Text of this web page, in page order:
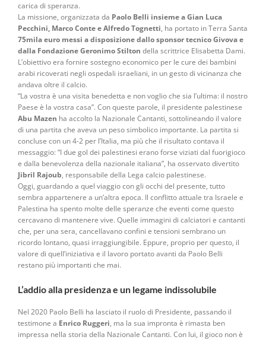
carica di speranza.
La missione, organizzata da Paolo Belli insieme a Gian Luca
Pecchini, Marco Conte e Alfredo Tognetti, ha portato in Terra Santa
75mila euro messi a disposizione dallo sponsor tecnico Givova e
dalla Fondazione Geronimo Stilton della scrittrice Elisabetta Dami.
L’obiettivo era fornire sostegno economico per le cure dei bambini
arabi ricoverati negli ospedali israeliani, in un gesto di vicinanza che
andava oltre il calcio.
“La vostra è una visita benedetta e non voglio che sia l’ultima: il nostro
Paese è la vostra casa”. Con queste parole, il presidente palestinese
Abu Mazen ha accolto la Nazionale Cantanti, sottolineando il valore
di una partita che aveva un peso simbolico importante. La partita si
concluse con un 4-2 per l’Italia, ma più che il risultato contava il
messaggio: “I due gol dei palestinesi erano forse viziati dal fuorigioco
e dalla benevolenza della nazionale italiana”, ha osservato divertito
Jibril Rajoub, responsabile della Lega calcio palestinese.
Oggi, guardando a quel viaggio con gli occhi del presente, tutto
sembra appartenere a un’altra epoca. Il conflitto attuale tra Israele e
Palestina ha spento molte delle speranze che eventi come questo
cercavano di mantenere vive. Quelle immagini di calciatori e cantanti
che, per una sera, cancellavano confini e tensioni sembrano un
ricordo lontano, quasi irraggiungibile. Eppure, proprio per questo, il
valore di quell’iniziativa e il lavoro portato avanti da Paolo Belli
restano più importanti che mai.
L’addio alla presidenza e un legame indissolubile
Nel 2020 Paolo Belli ha lasciato il ruolo di Presidente, passando il
testimone a Enrico Ruggeri, ma la sua impronta è rimasta ben
impressa nella storia della Nazionale Cantanti. Con lui, il gioco non è